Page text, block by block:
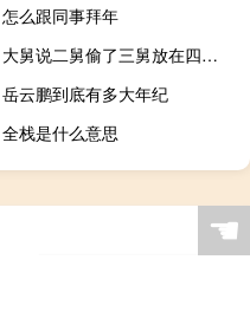
怎么跟同事拜年
大舅说二舅偷了三舅放在四舅柜子（大舅去二舅家找三舅说四舅正确答案）
岳云鹏到底有多大年纪
全栈是什么意思
☚